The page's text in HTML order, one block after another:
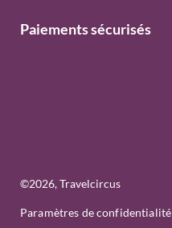
Paiements sécurisés
©2026, Travelcircus
Paramètres de confidentialité